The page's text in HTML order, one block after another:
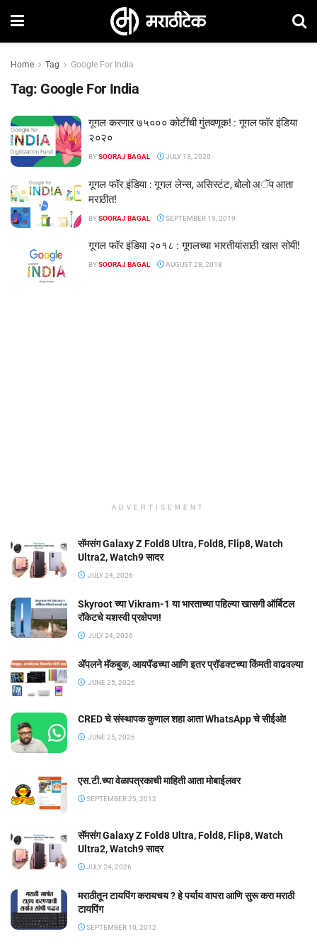
Home Tag Google For India
Tag: Google For India
गूगल करणार ७५००० कोटींची गुंतवणूक! : गूगल फॉर इंडिया
२०२०
BYSOORAJ BAGAL JULY 13, 2020
गूगल फॉर इंडिया : गूगल लेन्स, असिस्टंट, बोलो अॅप आता
मराठीत!
BYSOORAJ BAGAL SEPTEMBER 19, 2019
गूगल फॉर इंडिया २०१८ : गूगलच्या भारतीयांसाठी खास सोयी!
BYSOORAJ BAGAL AUGUST 28, 2018
ADVERTISEMENT
सॅमसंग Galaxy Z Fold8 Ultra, Fold8, Flip8, Watch
Ultra2, Watch9 सादर
JULY 24, 2026
Skyroot च्या Vikram-1 या भारताच्या पहिल्या खासगी ऑर्बिटल
रॉकेटचे यशस्वी प्रक्षेपण!
JULY 24, 2026
ॲपलने मॅकबुक, आयपॅडच्या आणि इतर प्रॉडक्टच्या किंमती वाढवल्या
JUNE 25, 2026
CRED चे संस्थापक कुणाल शहा आता WhatsApp चे सीईओ!
JUNE 25, 2026
एस.टी.च्या वेळापत्रकाची माहिती आता मोबाईलवर
SEPTEMBER 25, 2012
सॅमसंग Galaxy Z Fold8 Ultra, Fold8, Flip8, Watch
Ultra2, Watch9 सादर
JULY 24, 2026
मराठीतून टायपिंग करायचय ? हे पर्याय वापरा आणि सुरू करा मराठी
टायपिंग
SEPTEMBER 10, 2012